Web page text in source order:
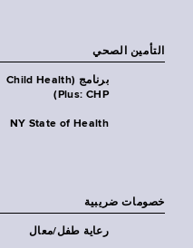
التأمين الصحي
برنامج (Child Health
Plus: CHP)
NY State of Health
خصومات ضريبية
رعاية طفل/معال